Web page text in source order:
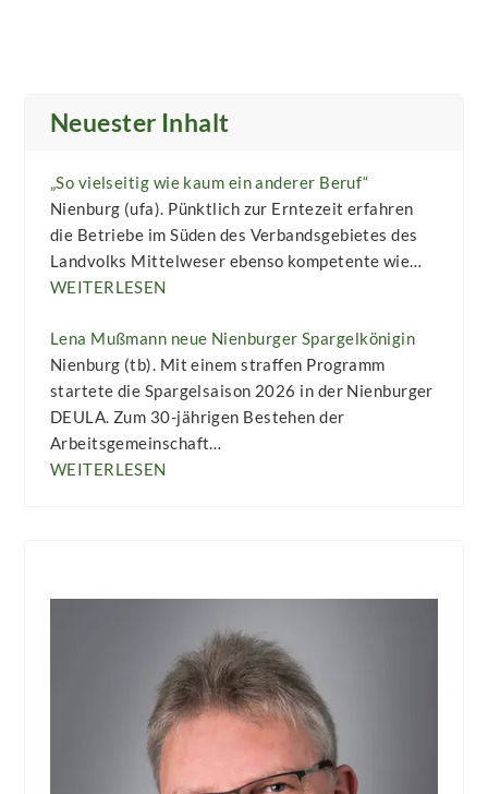
Neuester Inhalt
„So vielseitig wie kaum ein anderer Beruf“
Nienburg (ufa). Pünktlich zur Erntezeit erfahren
die Betriebe im Süden des Verbandsgebietes des
Landvolks Mittelweser ebenso kompetente wie…
WEITERLESEN
Lena Mußmann neue Nienburger Spargelkönigin
Nienburg (tb). Mit einem straffen Programm
startete die Spargelsaison 2026 in der Nienburger
DEULA. Zum 30-jährigen Bestehen der
Arbeitsgemeinschaft…
WEITERLESEN